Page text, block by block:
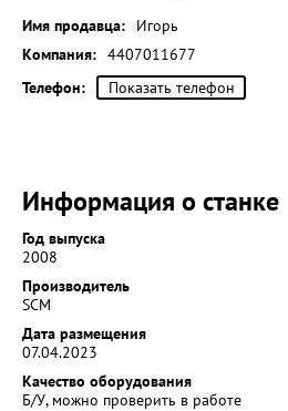
Имя продавца:
Игорь
Компания: 4407011677
Телефон:
Показать телефон
Информация о станке
Год выпуска
2008
Производитель
SCM
Дата размещения
07.04.2023
Качество оборудования
Б/У, можно проверить в работе